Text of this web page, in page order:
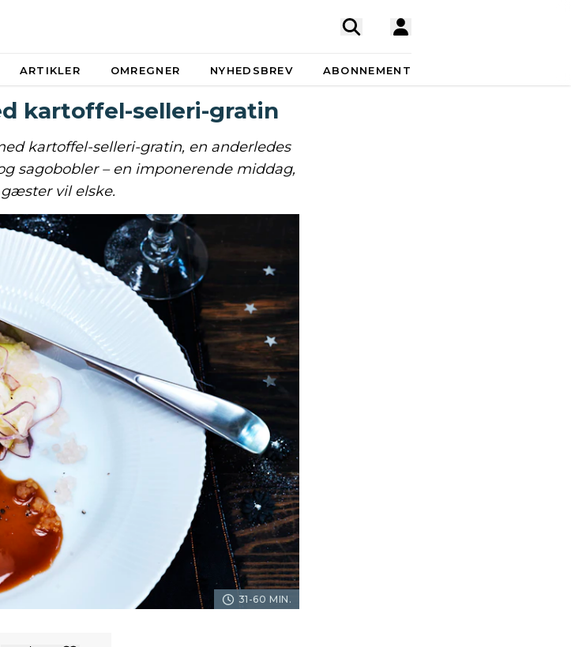
ARTIKLER OMREGNER NYHEDSBREV ABONNEMENT
kartoffel-selleri-gratin
kartoffel-selleri-gratin, en anderledes
sagobobler – en imponerende middag,
vil elske.
31-60 MIN.